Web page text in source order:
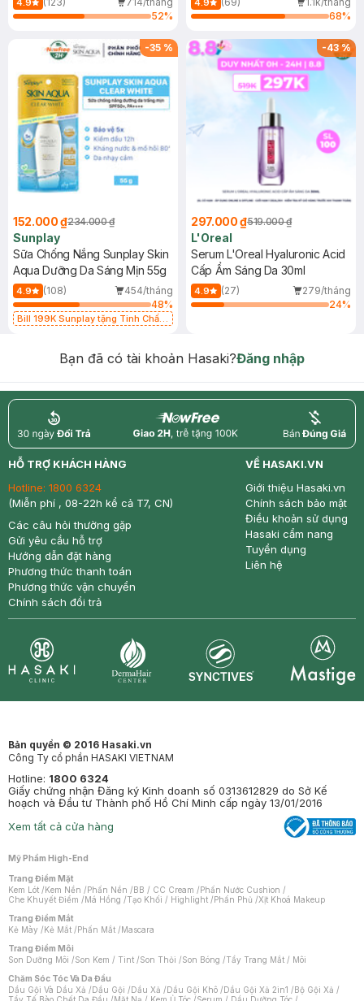
4.9
52%
4.9
68%
-35 %
152.000 ₫234.000 ₫
Sunplay
Sữa Chống Nắng Sunplay Skin
Aqua Dưỡng Da Sáng Mịn 55g
4.9 (108)
454/tháng
48%
Bill 199K Sunplay tặng Tinh Chất
-43%
297.000 ₫519.000 ₫
L'Oreal
Serum L'Oreal Hyaluronic Acid
Cấp Ẩm Sáng Da 30ml
4.9 (27)
279/tháng
24%
Bạn đã có tài khoản Hasaki?Đăng nhập
return nowfree price
HỖ TRỢ KHÁCH HÀNG
Hotline: 1800 6324
(Miễn phí , 08-22h kể cả T7, CN)
Các câu hỏi thường gặp
Gửi yêu cầu hỗ trợ
Hướng dẫn đặt hàng
Phương thức thanh toán
Phương thức vận chuyển
Chính sách đổi trả
VỀ HASAKI.VN
Giới thiệu Hasaki.vn
Chính sách bảo mật
Điều khoản sử dụng
Hasaki cẩm nang
Tuyển dụng
Liên hệ
Bản quyền © 2016 Hasaki.vn
Công Ty cổ phần HASAKI VIETNAM
Hotline: 1800 6324
Giấy chứng nhận Đăng ký Kinh doanh số 0313612829 do Sở Kế
hoạch và Đầu tư Thành phố Hồ Chí Minh cấp ngày 13/01/2016
Xem tất cả cửa hàng
Mỹ Phẩm High-End
Trang Điểm Mặt
Kem Lót /Kem Nền /Phấn Nền /BB / CC Cream /Phấn Nước Cushion /
Che Khuyết Điểm /Má Hồng /Tạo Khối / Highlight /Phấn Phủ /Xịt Khoá Makeup
Trang Điểm Mắt
Kẻ Mày /Kẻ Mắt /Phấn Mắt /Mascara
Trang Điểm Môi
Son Dưỡng Môi /Son Kem / Tint /Son Thỏi /Son Bóng /Tẩy Trang Mắt / Môi
Chăm Sóc Tóc Và Da Đầu
Dầu Gội Và Dầu Xả /Dầu Gội /Dầu Xả /Dầu Gội Khô /Dầu Gội Xả 2in1 /Bộ Gội Xả /